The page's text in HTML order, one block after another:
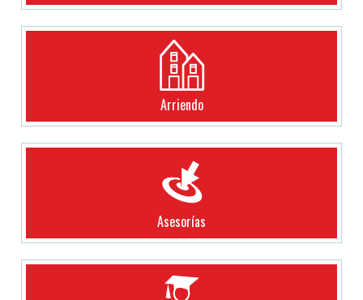
Arriendo
Asesorías